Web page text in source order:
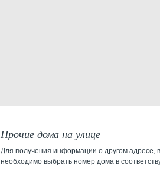
Прочие дома на улице
Для получения информации о другом адресе,
необходимо выбрать номер дома в